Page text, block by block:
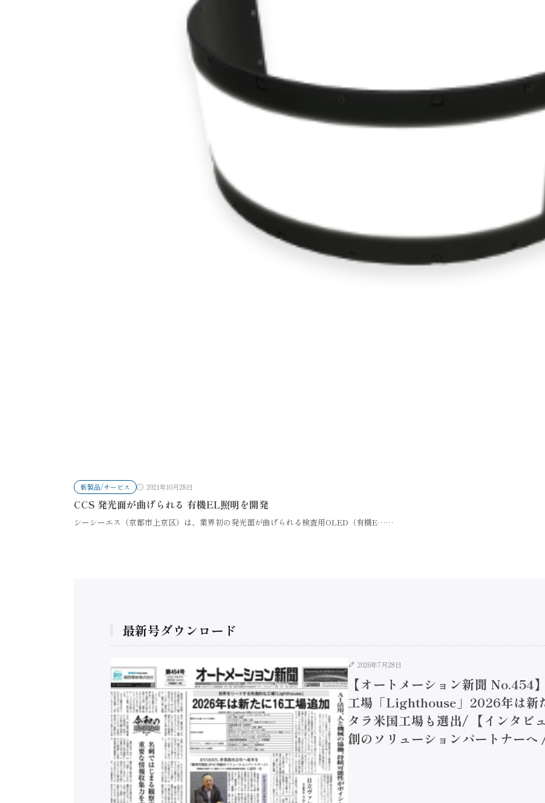
新製品/サービス 2021年10月28日
CCS 発光面が曲げられる 有機EL照明を開発
シーシーエス（京都市上京区）は、業界初の発光面が曲げられる検査用OLED（有機E……
最新号ダウンロード
2026年7月28日
【オートメーション新聞 No.454
工場「Lighthouse」2026年は新
タラ米国工場も選出/ 【インタビ
創のソリューションパートナーへ